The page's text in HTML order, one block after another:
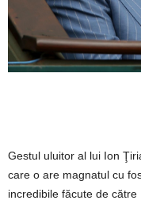
Gestul uluitor al lui Ion
care o are magnatul cu
incredibile făcute de